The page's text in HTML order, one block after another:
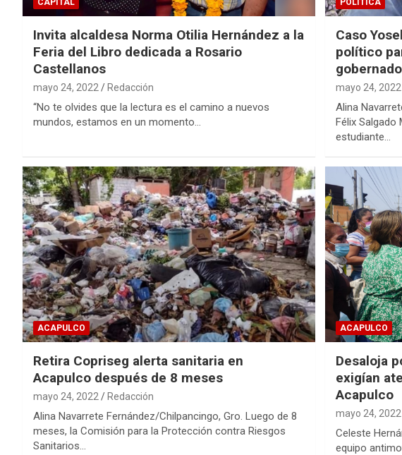
CAPITAL
Invita alcaldesa Norma Otilia Hernández a la
Feria del Libro dedicada a Rosario
Castellanos
mayo 24, 2022 Redacción
“No te olvides que la lectura es el camino a nuevos
mundos, estamos en un momento…
POLÍTICA
Caso
político
mayo 24, 2022
Alina
Félix Salgado
estudiante…
ACAPULCO
Retira Copriseg alerta sanitaria en
Acapulco después de 8 meses
mayo 24, 2022 Redacción
Alina Navarrete Fernández/Chilpancingo, Gro. Luego de 8
meses, la Comisión para la Protección contra Riesgos
Sanitarios…
ACAPULCO
Desaloja
exigían
Acapulco
mayo 24, 2022
Celeste
equipo